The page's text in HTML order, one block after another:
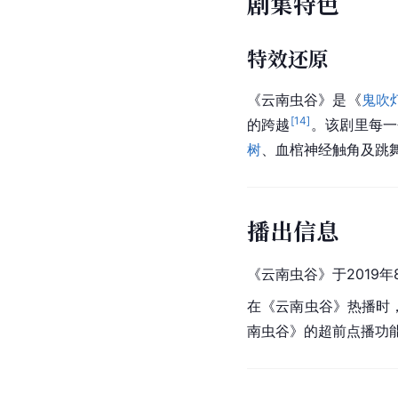
特效还原
《云南虫谷》是《鬼吹
的跨越 [14] 。该剧里每
树 、血棺神经触角 及 跳
播出信息
《云南虫谷》于2019
在《云南虫谷》热播时
南虫谷》的超前点播功